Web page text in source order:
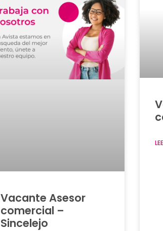
Vacante Asesor
comercial –
Sincelejo